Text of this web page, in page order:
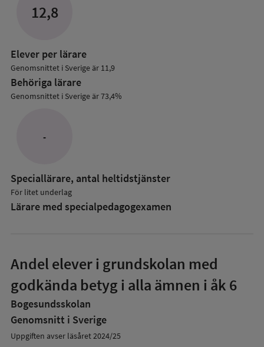
12,8
Elever per lärare
Genomsnittet i Sverige är 11,9
Behöriga lärare
Genomsnittet i Sverige är 73,4%
-
Speciallärare, antal heltidstjänster
För litet underlag
Lärare med specialpedagog­examen
Andel elever i grundskolan med
godkända betyg i alla ämnen i åk 6
Bogesundsskolan
Genomsnitt i Sverige
Uppgiften avser läsåret 2024/25